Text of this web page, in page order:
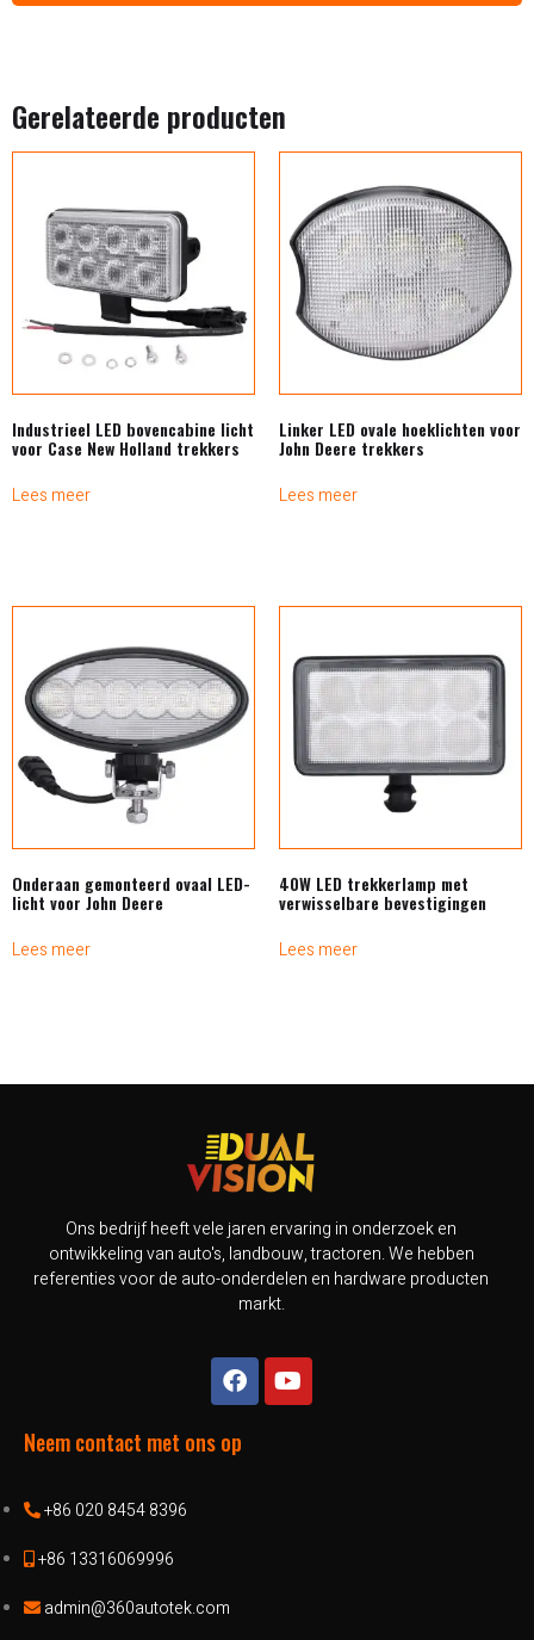
Gerelateerde producten
Industrieel LED bovencabine licht
voor Case New Holland trekkers
Lees meer
Linker LED ovale hoeklichten voor
John Deere trekkers
Lees meer
Onderaan gemonteerd ovaal LED-
licht voor John Deere
Lees meer
40W LED trekkerlamp met
verwisselbare bevestigingen
Lees meer
Ons bedrijf heeft vele jaren ervaring in onderzoek en
ontwikkeling van auto's, landbouw, tractoren. We hebben
referenties voor de auto-onderdelen en hardware producten
markt.
Neem contact met ons op
+86 020 8454 8396
+86 13316069996
admin@360autotek.com